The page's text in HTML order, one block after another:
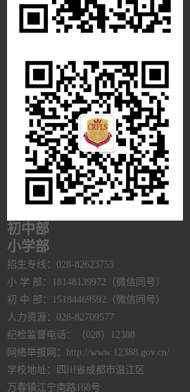
初中部
小学部
招生专线：028-82623755
小 学 部：18148139972（微信同号）
初 中 部：15184469592（微信同号）
人力资源：028-82709577
纪检监督电话：（028）12388
网络举报网：http://www.12388.gov.cn/
学校地址：四川省成都市温江区
万春镇江宁南路168号